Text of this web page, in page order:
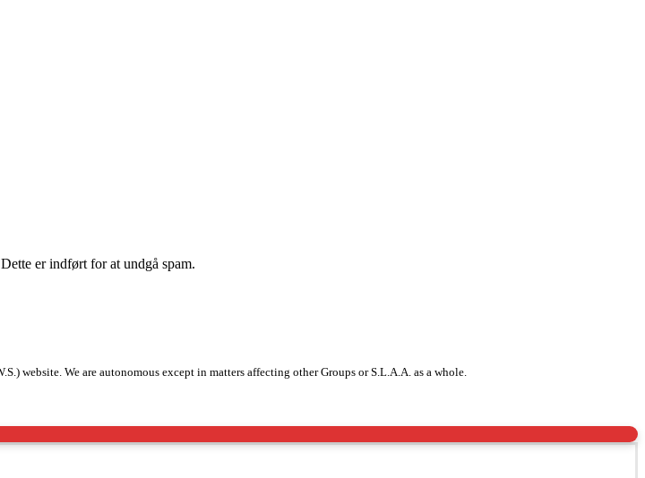
er indført for at undgå spam.
website. We are autonomous except in matters affecting other Groups or S.L.A.A. as a whole.